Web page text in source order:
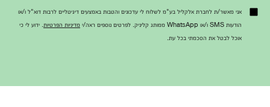
אני מאשר/ת לחברת אלקליל בע"מ לשלוח לי עדכונים והטבות באמצעים דיגיטליים לרבות דוא"ל ו/או
הודעות SMS ו/או WhatsApp ממותג קליניק. לפרטים נוספים ראה/י
מדיניות הפרטיות . ידוע לי כי
אוכל לבטל את הסכמתי בכל עת.